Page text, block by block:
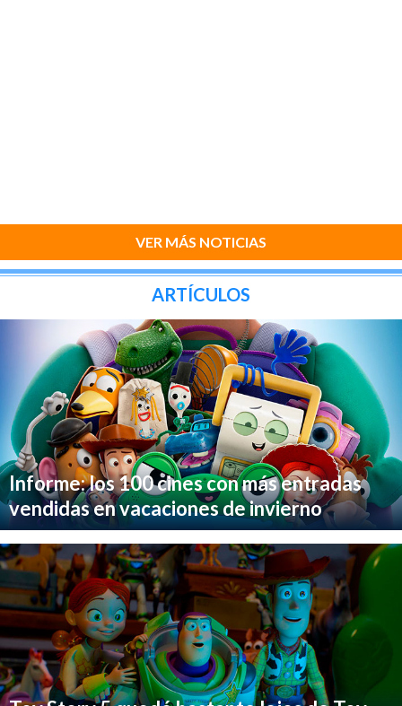
VER MÁS NOTICIAS
ARTÍCULOS
Informe: los 100 cines con más entradas
vendidas en vacaciones de invierno